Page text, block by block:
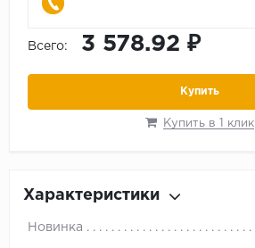
Всего: 3 578.92 ₽
Купить
Купить в 1 клик
Характеристики
Новинка